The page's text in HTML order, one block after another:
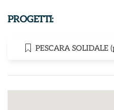
PROGETTI:
PESCARA SOLIDALE